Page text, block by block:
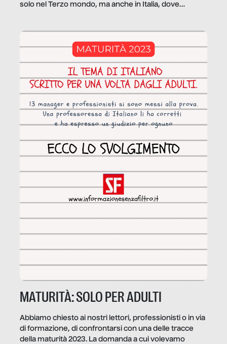
solo nel Terzo mondo, ma anche in Italia, dove
MATURITÀ: SOLO PER ADULTI
Abbiamo chiesto ai nostri lettori, professionisti o in via
di formazione, di confrontarsi con una delle tracce
della maturità 2023. La domanda a cui volevamo